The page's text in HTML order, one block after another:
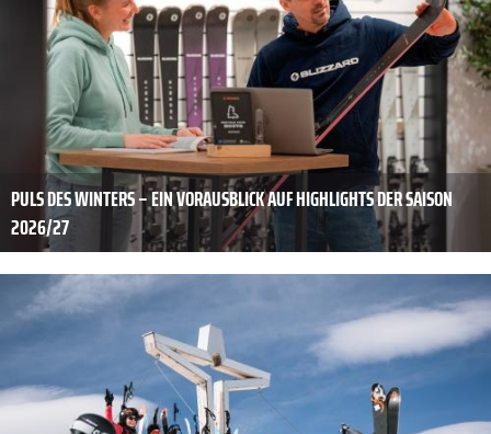
PULS DES WINTERS – EIN VORAUSBLICK AUF HIGHLIGHTS DER SAISON
2026/27